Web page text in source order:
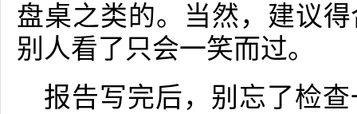
盘桌之类的。当然，建议
别人看了只会一笑而过。
报告写完后，别忘了检